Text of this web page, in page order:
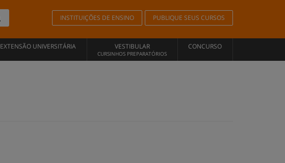
INSTITUIÇÕES DE ENSINO PUBLIQUE SEUS CURSOS
EXTENSÃO UNIVERSITÁRIA VESTIBULAR
CURSINHOS PREPARATÓRIOS
CONCURSO